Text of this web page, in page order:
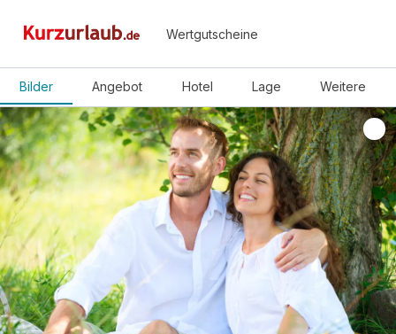
Wertgutscheine
Bilder Angebot Hotel Lage Weitere